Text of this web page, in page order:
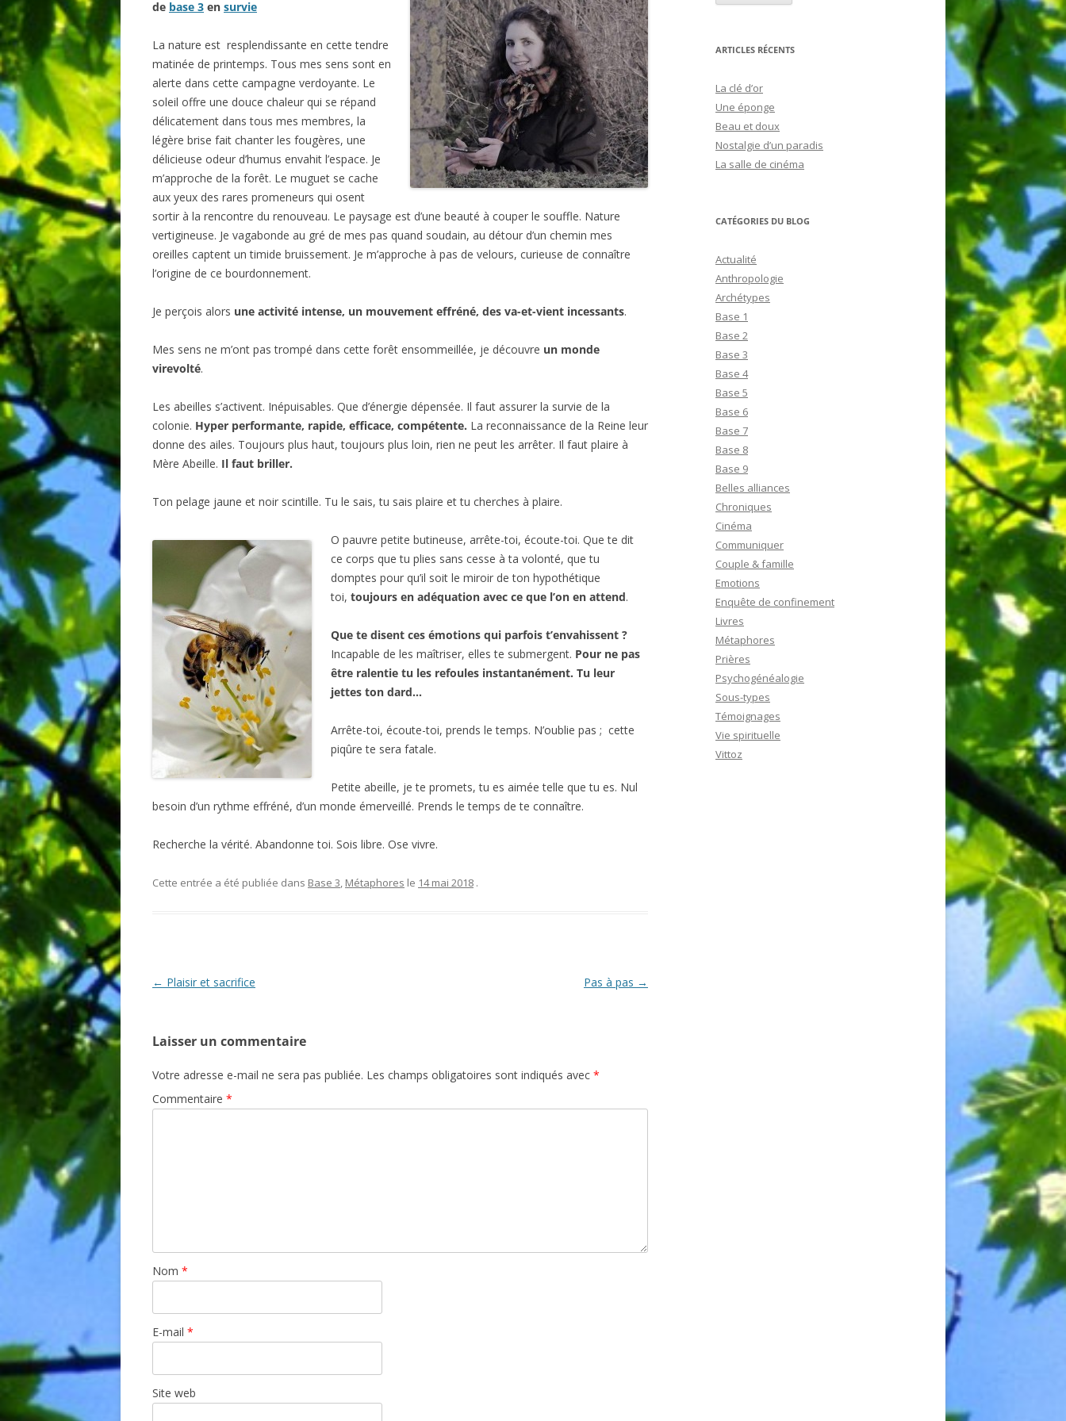
ENTRETIEN AVEC
PSYCHOLOGIES.COM
CITATIONS
REVUE DE PRESSE
BIBLIOGRAPHIE
BIBLIOGRAPHIE
de base 3 en survie
La nature est resplendissante en cette tendre
matinée de printemps. Tous mes sens sont en
alerte dans cette campagne verdoyante. Le
soleil offre une douce chaleur qui se répand
délicatement dans tous mes membres, la
légère brise fait chanter les fougères, une
délicieuse odeur d’humus envahit l’espace. Je
m’approche de la forêt. Le muguet se cache
aux yeux des rares promeneurs qui osent
sortir à la rencontre du renouveau. Le paysage est d’une beauté à couper le souffle. Nature
vertigineuse. Je vagabonde au gré de mes pas quand soudain, au détour d’un chemin mes
oreilles captent un timide bruissement. Je m’approche à pas de velours, curieuse de connaître
l’origine de ce bourdonnement.
Je perçois alors une activité intense, un mouvement effréné, des va-et-vient incessants.
Mes sens ne m’ont pas trompé dans cette forêt ensommeillée, je découvre un monde
virevolté.
Les abeilles s’activent. Inépuisables. Que d’énergie dépensée. Il faut assurer la survie de la
colonie. Hyper performante, rapide, efficace, compétente. La reconnaissance de la Reine leur
donne des ailes. Toujours plus haut, toujours plus loin, rien ne peut les arrêter. Il faut plaire à
Mère Abeille. Il faut briller.
Ton pelage jaune et noir scintille. Tu le sais, tu sais plaire et tu cherches à plaire.
O pauvre petite butineuse, arrête-toi, écoute-toi. Que te dit
ce corps que tu plies sans cesse à ta volonté, que tu
domptes pour qu’il soit le miroir de ton hypothétique
toi, toujours en adéquation avec ce que l’on en attend.
Que te disent ces émotions qui parfois t’envahissent ?
Incapable de les maîtriser, elles te submergent. Pour ne pas
être ralentie tu les refoules instantanément. Tu leur
jettes ton dard…
Arrête-toi, écoute-toi, prends le temps. N’oublie pas ; cette
piqûre te sera fatale.
Petite abeille, je te promets, tu es aimée telle que tu es. Nul
besoin d’un rythme effréné, d’un monde émerveillé. Prends le temps de te connaître.
Recherche la vérité. Abandonne toi. Sois libre. Ose vivre.
Cette entrée a été publiée dans Base 3, Métaphores le 14 mai 2018 .
Navigation
← Plaisir et sacrifice Pas à pas →
Laisser un commentaire
Votre adresse e-mail ne sera pas publiée. Les champs obligatoires sont indiqués avec *
Commentaire *
Nom *
E-mail *
Site web
ARTICLES RÉCENTS
La clé d’or
Une éponge
Beau et doux
Nostalgie d’un paradis
La salle de cinéma
CATÉGORIES DU BLOG
Actualité
Anthropologie
Archétypes
Base 1
Base 2
Base 3
Base 4
Base 5
Base 6
Base 7
Base 8
Base 9
Belles alliances
Chroniques
Cinéma
Communiquer
Couple & famille
Emotions
Enquête de confinement
Livres
Métaphores
Prières
Psychogénéalogie
Sous-types
Témoignages
Vie spirituelle
Vittoz